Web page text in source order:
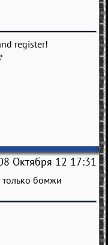
register!
Октября 12 17:31
только бомжи